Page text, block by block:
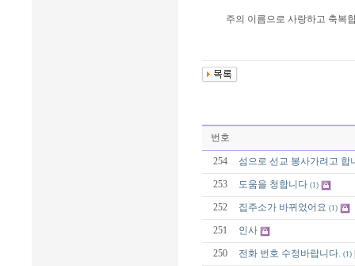
주의 이름으로 사랑하고 축복
번호
254 섬으로 선교 봉사가려고 합
253 도움을 청합니다 (1)
252 집주소가 바뀌었어요 (1)
251 인사
250 전화 번호 수정바랍니다. (1)